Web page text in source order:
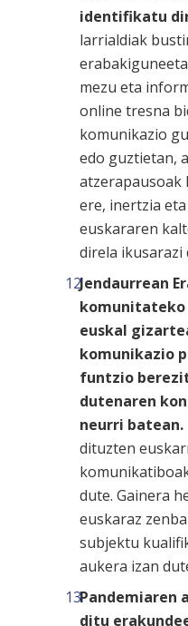
identifikatu
larrialdiak
mezu eta
online tresna
komunikazio
edo guztietan,
atzerapausoak
ere, inertzia
euskararen
direla ikusarazi
Jendaurrean
komunitateko
euskal
komunikazio
funtzio
dutenaren
neurri batean.
dituzten
dute. Gainera
euskaraz
subjektu
aukera izan
Pandemiaren
ditu